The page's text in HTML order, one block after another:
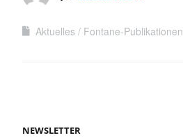
Aktuelles Fontane-Publikationen
NEWSLETTER